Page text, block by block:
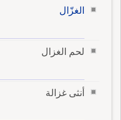
الغزّال
لحم الغزال
أنثى غزالة